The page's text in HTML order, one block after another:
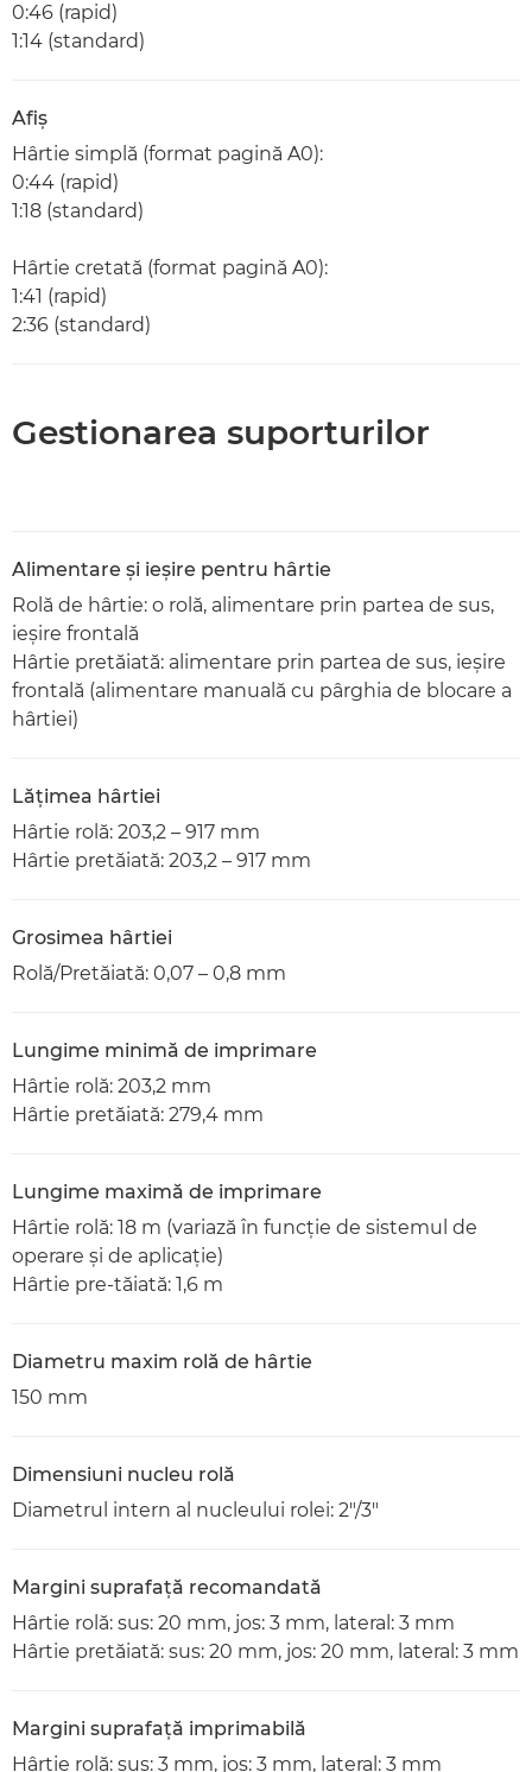
0:46 (rapid)
1:14 (standard)
Afiş
Hârtie simplă (format pagină A0):
0:44 (rapid)
1:18 (standard)
Hârtie cretată (format pagină A0):
1:41 (rapid)
2:36 (standard)
Gestionarea suporturilor
Alimentare şi ieşire pentru hârtie
Rolă de hârtie: o rolă, alimentare prin partea de sus,
ieşire frontală
Hârtie pretăiată: alimentare prin partea de sus, ieşire
frontală (alimentare manuală cu pârghia de blocare a
hârtiei)
Lăţimea hârtiei
Hârtie rolă: 203,2 – 917 mm
Hârtie pretăiată: 203,2 – 917 mm
Grosimea hârtiei
Rolă/Pretăiată: 0,07 – 0,8 mm
Lungime minimă de imprimare
Hârtie rolă: 203,2 mm
Hârtie pretăiată: 279,4 mm
Lungime maximă de imprimare
Hârtie rolă: 18 m (variază în funcţie de sistemul de
operare şi de aplicaţie)
Hârtie pre-tăiată: 1,6 m
Diametru maxim rolă de hârtie
150 mm
Dimensiuni nucleu rolă
Diametrul intern al nucleului rolei: 2"/3"
Margini suprafaţă recomandată
Hârtie rolă: sus: 20 mm, jos: 3 mm, lateral: 3 mm
Hârtie pretăiată: sus: 20 mm, jos: 20 mm, lateral: 3 mm
Margini suprafaţă imprimabilă
Hârtie rolă: sus: 3 mm, jos: 3 mm, lateral: 3 mm